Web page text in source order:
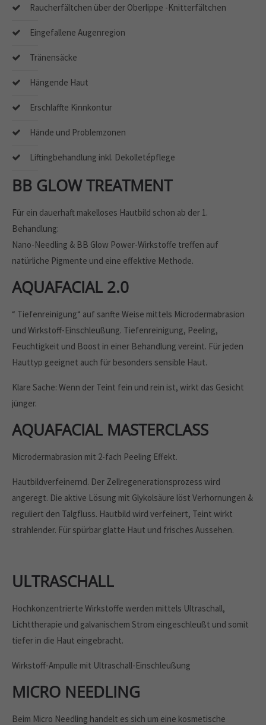
Raucherfältchen über der Oberlippe -Knitterfältchen
Eingefallene Augenregion
Tränensäcke
Hängende Haut
Erschlaffte Kinnkontur
Hände und Problemzonen
Liftingbehandlung inkl. Dekolletépflege
BB GLOW TREATMENT
Für ein dauerhaft makelloses Hautbild schon ab der 1.
Behandlung:
Nano-Needling & BB Glow Power-Wirkstoffe treffen auf
natürliche Pigmente und eine effektive Methode.
AQUAFACIAL 2.0
“ Tiefenreinigung“ auf sanfte Weise mittels Microdermabrasion
und Wirkstoff-Einschleußung. Tiefenreinigung, Peeling,
Feuchtigkeit und Boost in einer Behandlung vereint. Für jeden
Hauttyp geeignet auch für besonders sensible Haut.
Klare Sache: Wenn der Teint fein und rein ist, wirkt das Gesicht
jünger.
AQUAFACIAL MASTERCLASS
Microdermabrasion mit 2-fach Peeling Effekt.
Hautbildverfeinernd. Der Zellregenerationsprozess wird
angeregt. Die aktive Lösung mit Glykolsäure löst Verhornungen &
reguliert den Talgfluss. Hautbild wird verfeinert, Teint wirkt
strahlender. Für spürbar glatte Haut und frisches Aussehen.
ULTRASCHALL
Hochkonzentrierte Wirkstoffe werden mittels Ultraschall,
Lichttherapie und galvanischem Strom eingeschleußt und somit
tiefer in die Haut eingebracht.
Wirkstoff-Ampulle mit Ultraschall-Einschleußung
MICRO NEEDLING
Beim Micro Needling handelt es sich um eine kosmetische